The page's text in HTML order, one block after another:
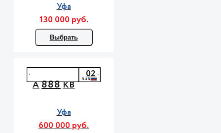
Уфа
130 000 руб.
Выбрать
А888КВ
02
Уфа
600 000 руб.